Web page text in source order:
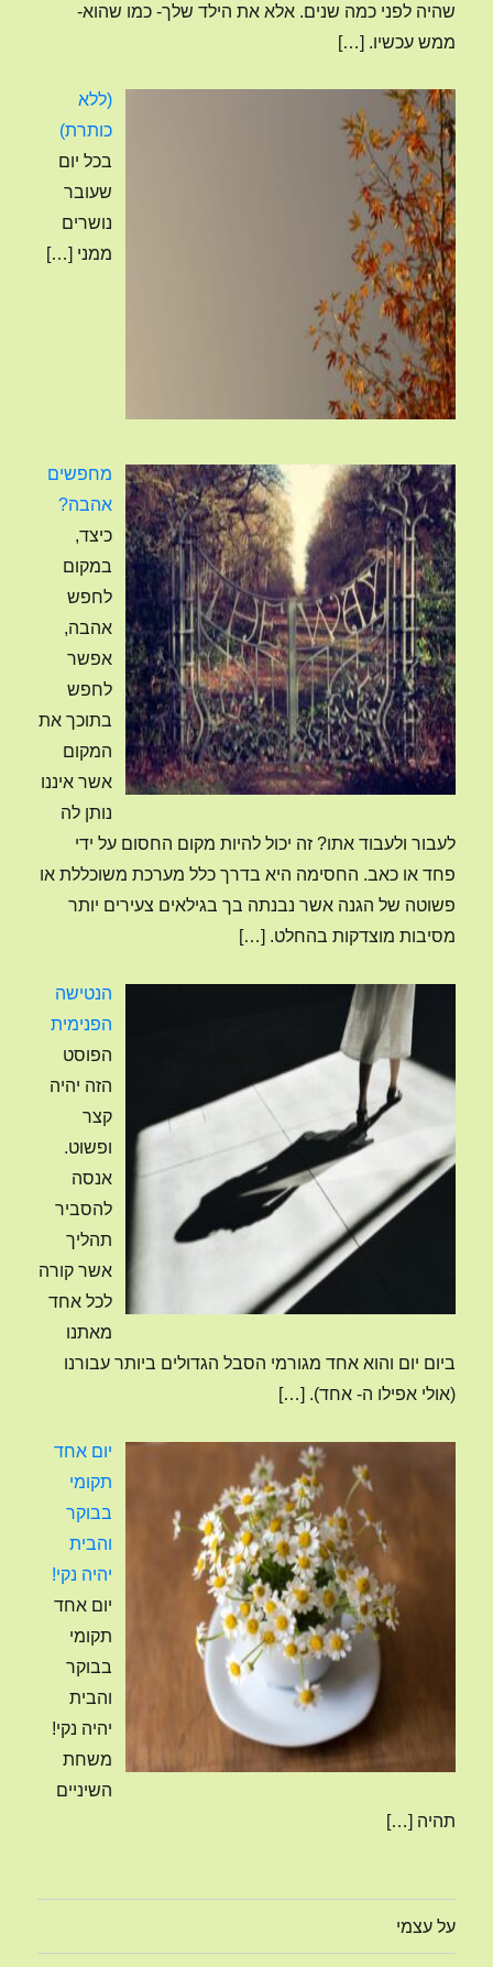
שהיה לפני כמה שנים. אלא את הילד שלך- כמו שהוא-
ממש עכשיו. […]
(ללא
כותרת)
4120בכל יום
שעובר
נושרים
ממני […]
מחפשים
אהבה?
כיצד,
במקום
לחפש
אהבה,
אפשר
לחפש
בתוכך את
המקום
אשר איננו
נותן לה
לעבור ולעבוד אתו? זה יכול להיות מקום החסום על ידי
פחד או כאב. החסימה היא בדרך כלל מערכת משוכללת או
פשוטה של הגנה אשר נבנתה בך בגילאים צעירים יותר
מסיבות מוצדקות בהחלט.
[…]
הנטישה
הפנימית
הפוסט
הזה יהיה
קצר
ופשוט.
אנסה
להסביר
תהליך
אשר קורה
לכל אחד
מאתנו
ביום יום והוא אחד מגורמי הסבל הגדולים ביותר עבורנו
(אולי אפילו ה- אחד). […]
יום אחד
תקומי
בבוקר
והבית
יהיה נקי!
יום אחד
תקומי
בבוקר
והבית
יהיה נקי!
משחת
השיניים
תהיה
[…]
על עצמי